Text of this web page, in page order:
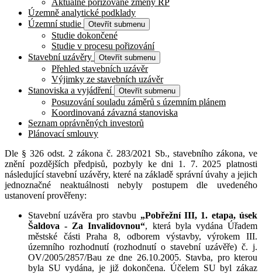
Územně analytické podklady
Územní studie
Otevřít submenu
Studie dokončené
Studie v procesu pořizování
Stavební uzávěry
Otevřít submenu
Přehled stavebních uzávěr
Výjimky ze stavebních uzávěr
Stanoviska a vyjádření
Otevřít submenu
Posuzování souladu záměrů s územním plánem
Koordinovaná závazná stanoviska
Seznam oprávněných investorů
Plánovací smlouvy
Dle § 326 odst. 2 zákona č. 283/2021 Sb., stavebního zákona, ve
znění pozdějších předpisů, pozbyly ke dni 1. 7. 2025 platnosti
následující stavební uzávěry, které na základě správní úvahy a jejich
jednoznačné neaktuálnosti nebyly postupem dle uvedeného
ustanovení prověřeny:
Stavební uzávěra pro stavbu „Pobřežní III, 1. etapa, úsek
Šaldova - Za Invalidovnou“, která byla vydána Úřadem
městské části Praha 8, odborem výstavby, výrokem III.
územního rozhodnutí (rozhodnutí o stavební uzávěře) č. j.
OV/2005/2857/Bau ze dne 26.10.2005. Stavba, pro kterou
byla SU vydána, je již dokončena. Účelem SU byl zákaz